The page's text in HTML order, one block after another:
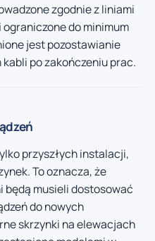
zgodnie z liniami
do minimum
jest pozostawianie
po zakończeniu prac.
przyszłych instalacji,
To oznacza, że
musieli dostosować
do nowych
skrzynki na elewacjach